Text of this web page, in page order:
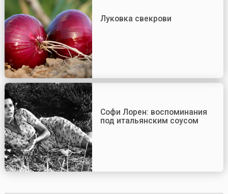
Луковка свекрови
Софи Лорен: воспоминания
под итальянским соусом